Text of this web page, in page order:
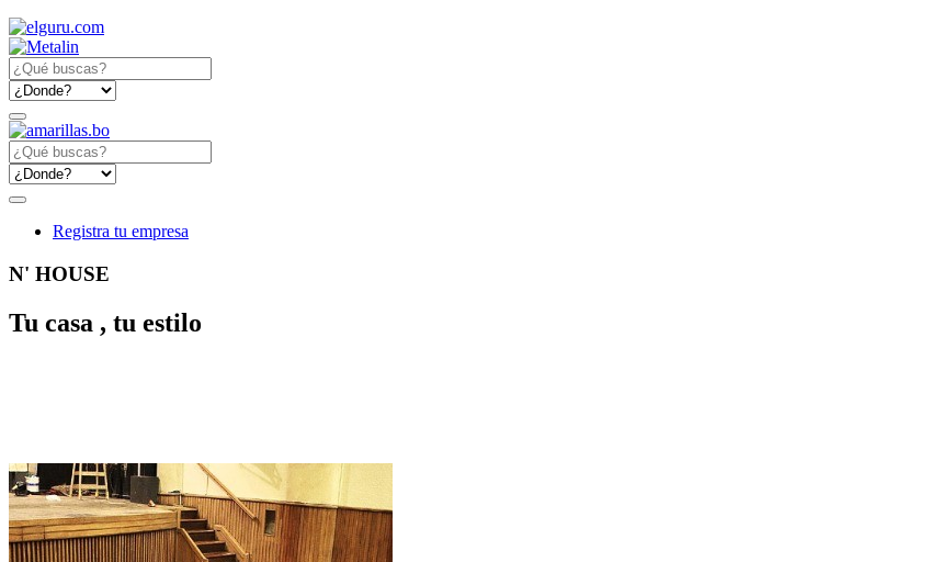
Registra tu empresa
N' HOUSE
Tu casa , tu estilo